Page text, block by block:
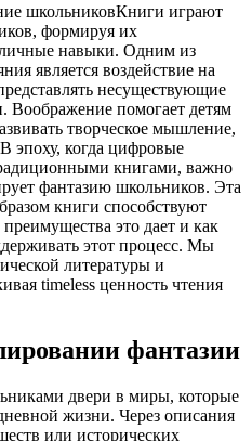
Книги играют
формируя их
навыки. Одним из
является воздействие на
несуществующие
Воображение помогает детям
творческое мышление,
эпоху, когда цифровые
книгами, важно
фантазию школьников. Эта
книги способствуют
это дает и как
этот процесс. Мы
литературы и
timeless ценность чтения
фантазии
двери в миры, которые
жизни. Через описания
или исторических